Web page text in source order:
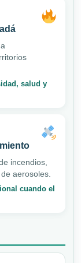
salud y
incendios,
aerosoles.
cuando el